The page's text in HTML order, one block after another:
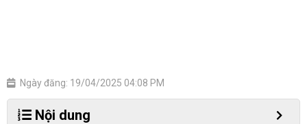
Ngày đăng: 19/04/2025 04:08 PM
Nội dung